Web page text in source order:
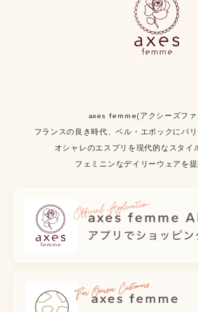
axes femme(アクシーズファ
フランスの良き時代、ベル・エポックにパ
オシャレのエスプリを現代的なスタイ
フェミニンなデイリーウェアを提